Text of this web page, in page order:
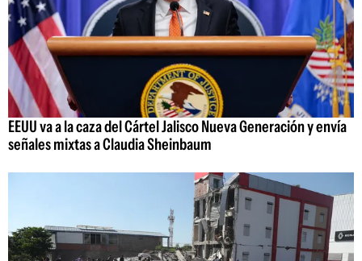
EEUU va a la caza del Cártel Jalisco Nueva Generación y envía
señales mixtas a Claudia Sheinbaum